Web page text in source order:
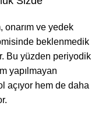
onarım ve yedek
beklenmedik
Bu yüzden periyodik
yapılmayan
açıyor hem de daha